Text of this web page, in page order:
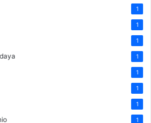
1
1
1
1
1
1
1
1